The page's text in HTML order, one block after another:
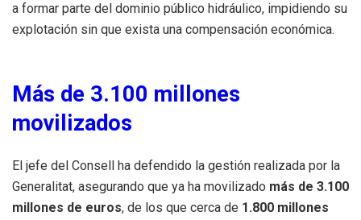
a formar parte del dominio público hidráulico, impidiendo su
explotación sin que exista una compensación económica.
Más de 3.100 millones
movilizados
El jefe del Consell ha defendido la gestión realizada por la
Generalitat, asegurando que ya ha movilizado más de 3.100
millones de euros, de los que cerca de 1.800 millones